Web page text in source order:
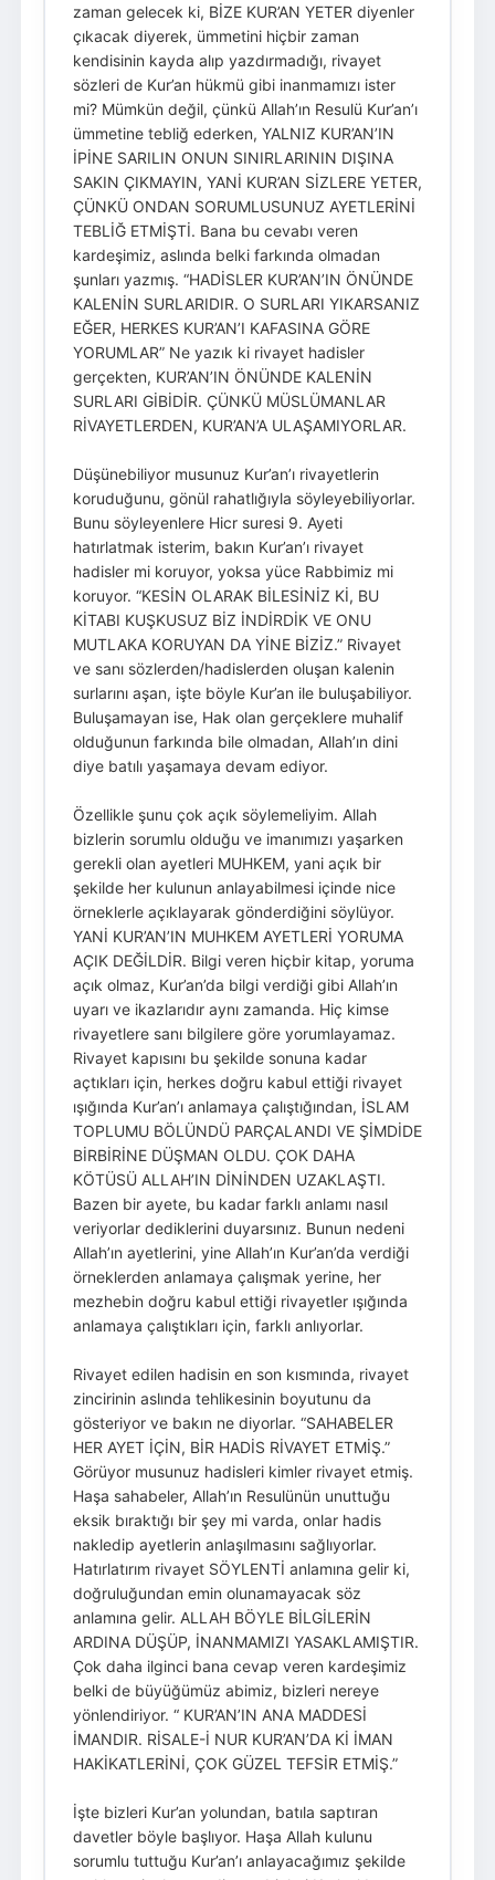
zaman gelecek ki, BİZE KUR’AN YETER diyenler
çıkacak diyerek, ümmetini hiçbir zaman
kendisinin kayda alıp yazdırmadığı, rivayet
sözleri de Kur’an hükmü gibi inanmamızı ister
mi? Mümkün değil, çünkü Allah’ın Resulü Kur’an’ı
ümmetine tebliğ ederken, YALNIZ KUR’AN’IN
İPİNE SARILIN ONUN SINIRLARININ DIŞINA
SAKIN ÇIKMAYIN, YANİ KUR’AN SİZLERE YETER,
ÇÜNKÜ ONDAN SORUMLUSUNUZ AYETLERİNİ
TEBLİĞ ETMİŞTİ. Bana bu cevabı veren
kardeşimiz, aslında belki farkında olmadan
şunları yazmış. “HADİSLER KUR’AN’IN ÖNÜNDE
KALENİN SURLARIDIR. O SURLARI YIKARSANIZ
EĞER, HERKES KUR’AN’I KAFASINA GÖRE
YORUMLAR” Ne yazık ki rivayet hadisler
gerçekten, KUR’AN’IN ÖNÜNDE KALENİN
SURLARI GİBİDİR. ÇÜNKÜ MÜSLÜMANLAR
RİVAYETLERDEN, KUR’AN’A ULAŞAMIYORLAR.
Düşünebiliyor musunuz Kur’an’ı rivayetlerin
koruduğunu, gönül rahatlığıyla söyleyebiliyorlar.
Bunu söyleyenlere Hicr suresi 9. Ayeti
hatırlatmak isterim, bakın Kur’an’ı rivayet
hadisler mi koruyor, yoksa yüce Rabbimiz mi
koruyor. “KESİN OLARAK BİLESİNİZ Kİ, BU
KİTABI KUŞKUSUZ BİZ İNDİRDİK VE ONU
MUTLAKA KORUYAN DA YİNE BİZİZ.” Rivayet
ve sanı sözlerden/hadislerden oluşan kalenin
surlarını aşan, işte böyle Kur’an ile buluşabiliyor.
Buluşamayan ise, Hak olan gerçeklere muhalif
olduğunun farkında bile olmadan, Allah’ın dini
diye batılı yaşamaya devam ediyor.
Özellikle şunu çok açık söylemeliyim. Allah
bizlerin sorumlu olduğu ve imanımızı yaşarken
gerekli olan ayetleri MUHKEM, yani açık bir
şekilde her kulunun anlayabilmesi içinde nice
örneklerle açıklayarak gönderdiğini söylüyor.
YANİ KUR’AN’IN MUHKEM AYETLERİ YORUMA
AÇIK DEĞİLDİR. Bilgi veren hiçbir kitap, yoruma
açık olmaz, Kur’an’da bilgi verdiği gibi Allah’ın
uyarı ve ikazlarıdır aynı zamanda. Hiç kimse
rivayetlere sanı bilgilere göre yorumlayamaz.
Rivayet kapısını bu şekilde sonuna kadar
açtıkları için, herkes doğru kabul ettiği rivayet
ışığında Kur’an’ı anlamaya çalıştığından, İSLAM
TOPLUMU BÖLÜNDÜ PARÇALANDI VE ŞİMDİDE
BİRBİRİNE DÜŞMAN OLDU. ÇOK DAHA
KÖTÜSÜ ALLAH’IN DİNİNDEN UZAKLAŞTI.
Bazen bir ayete, bu kadar farklı anlamı nasıl
veriyorlar dediklerini duyarsınız. Bunun nedeni
Allah’ın ayetlerini, yine Allah’ın Kur’an’da verdiği
örneklerden anlamaya çalışmak yerine, her
mezhebin doğru kabul ettiği rivayetler ışığında
anlamaya çalıştıkları için, farklı anlıyorlar.
Rivayet edilen hadisin en son kısmında, rivayet
zincirinin aslında tehlikesinin boyutunu da
gösteriyor ve bakın ne diyorlar. “SAHABELER
HER AYET İÇİN, BİR HADİS RİVAYET ETMİŞ.”
Görüyor musunuz hadisleri kimler rivayet etmiş.
Haşa sahabeler, Allah’ın Resulünün unuttuğu
eksik bıraktığı bir şey mi varda, onlar hadis
nakledip ayetlerin anlaşılmasını sağlıyorlar.
Hatırlatırım rivayet SÖYLENTİ anlamına gelir ki,
doğruluğundan emin olunamayacak söz
anlamına gelir. ALLAH BÖYLE BİLGİLERİN
ARDINA DÜŞÜP, İNANMAMIZI YASAKLAMIŞTIR.
Çok daha ilginci bana cevap veren kardeşimiz
belki de büyüğümüz abimiz, bizleri nereye
yönlendiriyor. “ KUR’AN’IN ANA MADDESİ
İMANDIR. RİSALE-İ NUR KUR’AN’DA Kİ İMAN
HAKİKATLERİNİ, ÇOK GÜZEL TEFSİR ETMİŞ.”
İşte bizleri Kur’an yolundan, batıla saptıran
davetler böyle başlıyor. Haşa Allah kulunu
sorumlu tuttuğu Kur’an’ı anlayacağımız şekilde